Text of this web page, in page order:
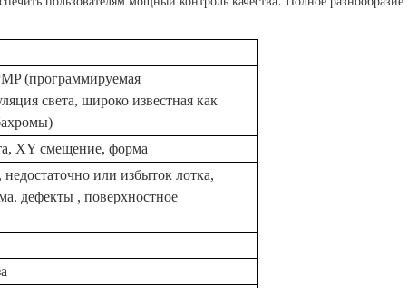
(программируемая
света, широко известная как
XYсмещение, форма
недостаточно или избыток лотка,
дефекты , поверхностное